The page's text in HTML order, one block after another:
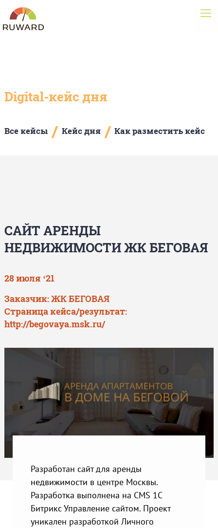
Digital-кейс дня
Все кейсы / Кейс дня / Как разместить кейс
САЙТ АРЕНДЫ
НЕДВИЖИМОСТИ ЖК БЕГОВАЯ
28 июля ‘21
Заказчик: ЖК БЕГОВАЯ
Страница кейса/результат:
http://begovaya.msk.ru/
Разработан сайт для аренды
недвижимости в центре Москвы.
Разработка выполнена на CMS 1С
Битрикс Управление сайтом. Проект
уникален разработкой Личного